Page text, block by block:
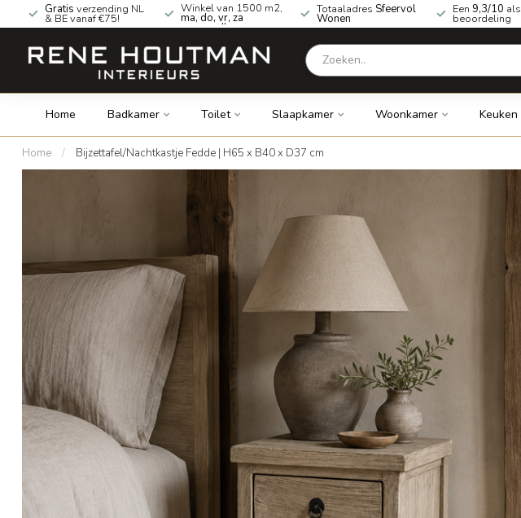
Gratis verzending NL
& BE vanaf €75!
Winkel van 1500 m2,
ma, do, vr, za
geopend!
Totaaladres Sfeervol
Wonen
Een 9,3/10 als
beoordeling
Home Badkamer Toilet Slaapkamer Woonkamer Keuken
Home / Bijzettafel/Nachtkastje Fedde | H65 x B40 x D37 cm